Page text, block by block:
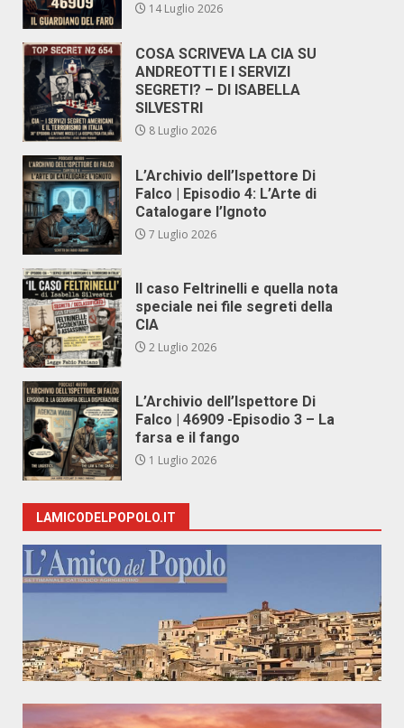
14 Luglio 2026
COSA SCRIVEVA LA CIA SU
ANDREOTTI E I SERVIZI
SEGRETI? – DI ISABELLA
SILVESTRI
8 Luglio 2026
L’Archivio dell’Ispettore Di
Falco | Episodio 4: L’Arte di
Catalogare l’Ignoto
7 Luglio 2026
Il caso Feltrinelli e quella nota
speciale nei file segreti della
CIA
2 Luglio 2026
L’Archivio dell’Ispettore Di
Falco | 46909 -Episodio 3 – La
farsa e il fango
1 Luglio 2026
LAMICODELPOPOLO.IT